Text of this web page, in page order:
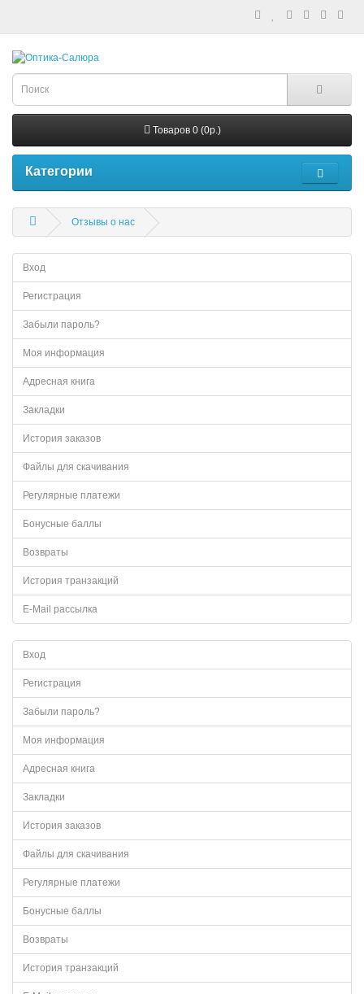
Товаров 0 (0р.)
Категории
Отзывы о нас
Вход
Регистрация
Забыли пароль?
Моя информация
Адресная книга
Закладки
История заказов
Файлы для скачивания
Регулярные платежи
Бонусные баллы
Возвраты
История транзакций
E-Mail рассылка
Вход
Регистрация
Забыли пароль?
Моя информация
Адресная книга
Закладки
История заказов
Файлы для скачивания
Регулярные платежи
Бонусные баллы
Возвраты
История транзакций